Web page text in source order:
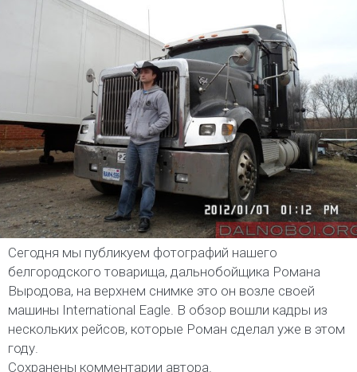
Сегодня мы публикуем фотографий нашего
белгородского товарища, дальнобойщика Романа
Выродова, на верхнем снимке это он возле своей
машины International Eagle. В обзор вошли кадры из
нескольких рейсов, которые Роман сделал уже в этом
году.
Сохранены комментарии автора.